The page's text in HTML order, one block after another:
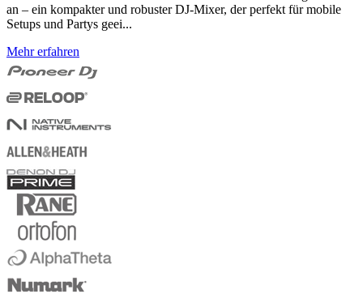
an – ein kompakter und robuster DJ-Mixer, der perfekt für mobile
Setups und Partys geei...
Mehr erfahren